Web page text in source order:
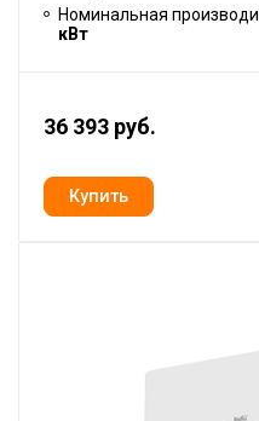
Номинальная
кВт
36 393 руб.